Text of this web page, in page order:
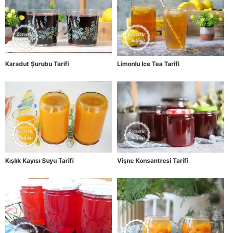
Karadut Şurubu Tarifi Limonlu Ice Tea Tarifi
Kışlık Kayısı Suyu Tarifi Vişne Konsantresi Tarifi